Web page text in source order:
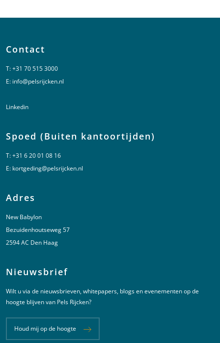
Contact
T:+31 70 515 3000
E: info@pelsrijcken.nl
Linkedin
Spoed (Buiten kantoortijden)
T:+31 6 20 01 08 16
E: kortgeding@pelsrijcken.nl
Adres
New Babylon
Bezuidenhoutseweg 57
2594 AC Den Haag
Nieuwsbrief
Wilt u via de nieuwsbrieven, whitepapers, blogs en evenementen op de
hoogte blijven van Pels Rijcken?
Houd mij op de hoogte